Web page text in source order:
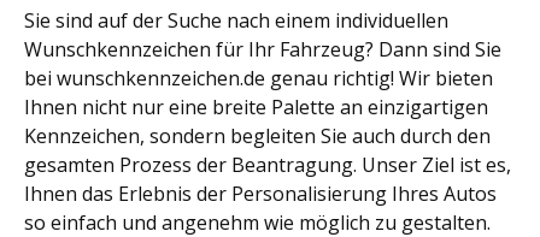
Sie sind auf der Suche nach einem individuellen
Wunschkennzeichen für Ihr Fahrzeug? Dann sind Sie
bei wunschkennzeichen.de genau richtig! Wir bieten
Ihnen nicht nur eine breite Palette an einzigartigen
Kennzeichen, sondern begleiten Sie auch durch den
gesamten Prozess der Beantragung. Unser Ziel ist es,
Ihnen das Erlebnis der Personalisierung Ihres Autos
so einfach und angenehm wie möglich zu gestalten.